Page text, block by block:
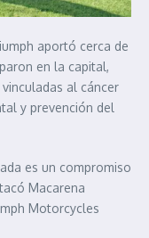
aportó cerca de
en la capital,
al cáncer
y prevención del
es un compromiso
Macarena
Motorcycles